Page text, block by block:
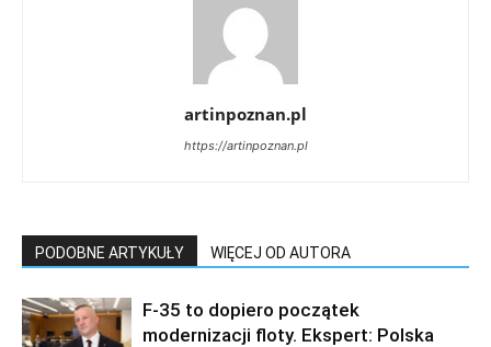
artinpoznan.pl
https://artinpoznan.pl
PODOBNE ARTYKUŁY WIĘCEJ OD AUTORA
F-35 to dopiero początek
modernizacji floty. Ekspert: Polska